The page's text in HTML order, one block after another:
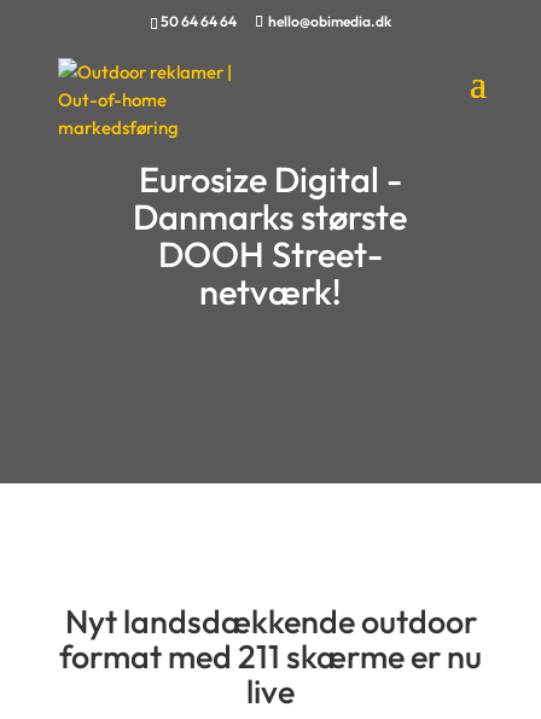
50 64 64 64 hello@obimedia.dk
Eurosize Digital -
Danmarks største
DOOH Street-
netværk!
Nyt landsdækkende outdoor
format med 211 skærme er nu
live